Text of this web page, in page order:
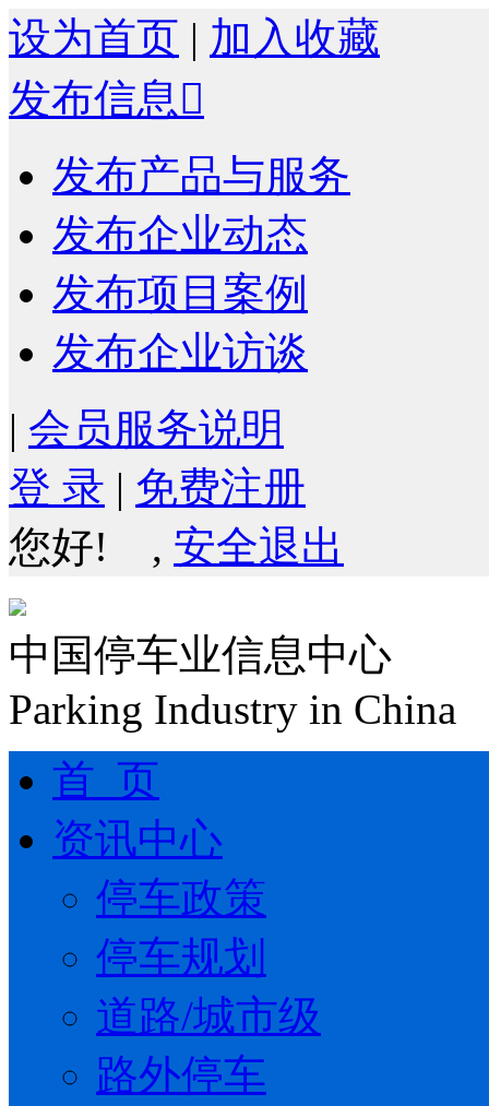
设为首页 | 加入收藏
发布信息
发布产品与服务
发布企业动态
发布项目案例
发布企业访谈
| 会员服务说明
登 录 | 免费注册
您好!
, 安全退出
中国停车业信息中心
Parking Industry in China
首 页
资讯中心
停车政策
停车规划
道路/城市级
路外停车